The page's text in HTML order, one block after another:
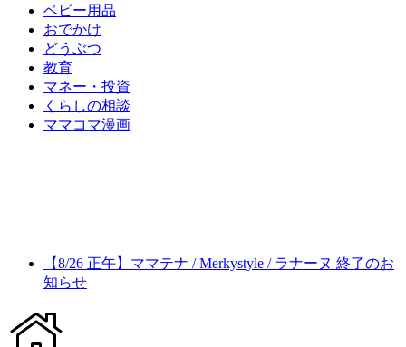
ベビー用品
おでかけ
どうぶつ
教育
マネー・投資
くらしの相談
ママコマ漫画
【8/26 正午】ママテナ / Merkystyle / ラナーヌ 終了のお
知らせ